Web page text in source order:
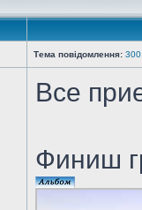
Тема повідомлення: 300
Все
Финиш